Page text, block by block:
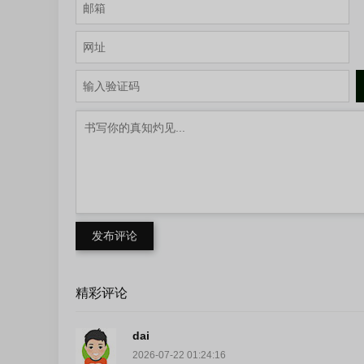
发布评论
精彩评论
dai
2026-07-22 01:24:16